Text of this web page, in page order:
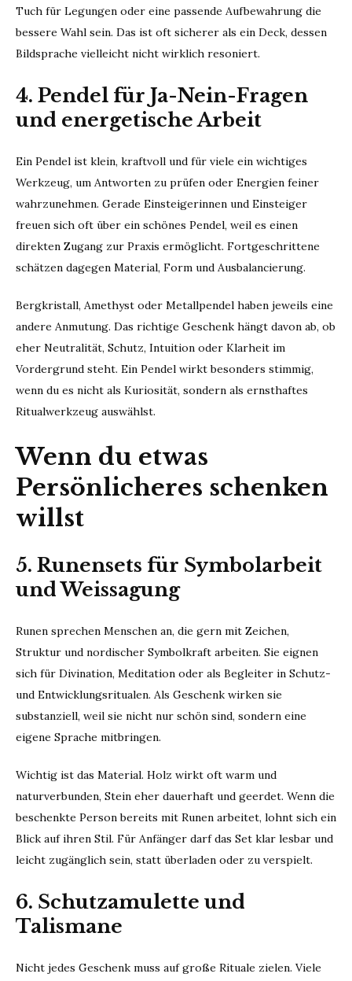
Tuch für Legungen oder eine passende Aufbewahrung die
bessere Wahl sein. Das ist oft sicherer als ein Deck, dessen
Bildsprache vielleicht nicht wirklich resoniert.
4. Pendel für Ja-Nein-Fragen
und energetische Arbeit
Ein Pendel ist klein, kraftvoll und für viele ein wichtiges
Werkzeug, um Antworten zu prüfen oder Energien feiner
wahrzunehmen. Gerade Einsteigerinnen und Einsteiger
freuen sich oft über ein schönes Pendel, weil es einen
direkten Zugang zur Praxis ermöglicht. Fortgeschrittene
schätzen dagegen Material, Form und Ausbalancierung.
Bergkristall, Amethyst oder Metallpendel haben jeweils eine
andere Anmutung. Das richtige Geschenk hängt davon ab, ob
eher Neutralität, Schutz, Intuition oder Klarheit im
Vordergrund steht. Ein Pendel wirkt besonders stimmig,
wenn du es nicht als Kuriosität, sondern als ernsthaftes
Ritualwerkzeug auswählst.
Wenn du etwas
Persönlicheres schenken
willst
5. Runensets für Symbolarbeit
und Weissagung
Runen sprechen Menschen an, die gern mit Zeichen,
Struktur und nordischer Symbolkraft arbeiten. Sie eignen
sich für Divination, Meditation oder als Begleiter in Schutz-
und Entwicklungsritualen. Als Geschenk wirken sie
substanziell, weil sie nicht nur schön sind, sondern eine
eigene Sprache mitbringen.
Wichtig ist das Material. Holz wirkt oft warm und
naturverbunden, Stein eher dauerhaft und geerdet. Wenn die
beschenkte Person bereits mit Runen arbeitet, lohnt sich ein
Blick auf ihren Stil. Für Anfänger darf das Set klar lesbar und
leicht zugänglich sein, statt überladen oder zu verspielt.
6. Schutzamulette und
Talismane
Nicht jedes Geschenk muss auf große Rituale zielen. Viele